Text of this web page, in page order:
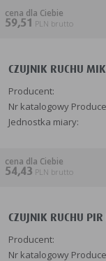
cena dla Ciebie
59,51 PLN brutto
CZUJNIK RUCHU
Producent:
Nr katalogowy
Jednostka miary:
cena dla Ciebie
54,43 PLN brutto
CZUJNIK RUCHU
Producent:
Nr katalogowy